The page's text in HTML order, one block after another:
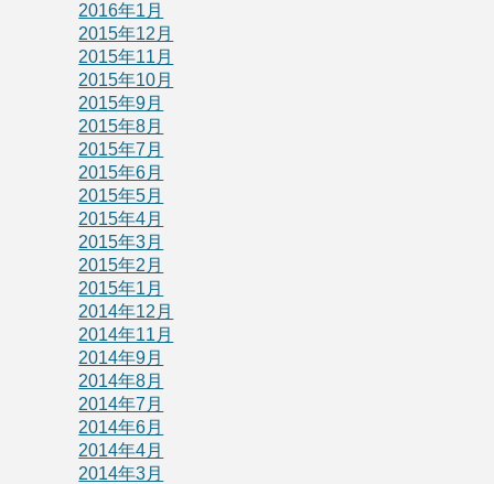
2016年1月
2015年12月
2015年11月
2015年10月
2015年9月
2015年8月
2015年7月
2015年6月
2015年5月
2015年4月
2015年3月
2015年2月
2015年1月
2014年12月
2014年11月
2014年9月
2014年8月
2014年7月
2014年6月
2014年4月
2014年3月